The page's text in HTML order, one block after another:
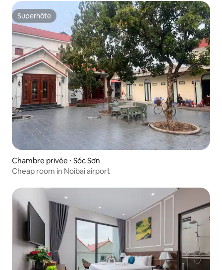
Superhôte
Superhôte
Chambre privée ⋅ Sóc Sơn
Cheap room in Noibai airport